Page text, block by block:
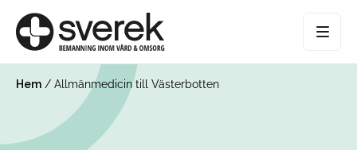
Hem / Allmänmedicin till Västerbotten